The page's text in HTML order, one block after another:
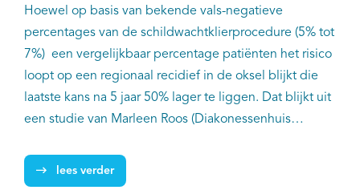
Hoewel op basis van bekende vals-negatieve
percentages van de schildwachtklierprocedure (5% tot
7%) een vergelijkbaar percentage patiënten het risico
loopt op een regionaal recidief in de oksel blijkt die
laatste kans na 5 jaar 50% lager te liggen. Dat blijkt uit
een studie van Marleen Roos (Diakonessenhuis
Nederlandse Kankerregistratie (NKR). Om de invloed
van aanvullende behandelingen op de regionale
lees verder